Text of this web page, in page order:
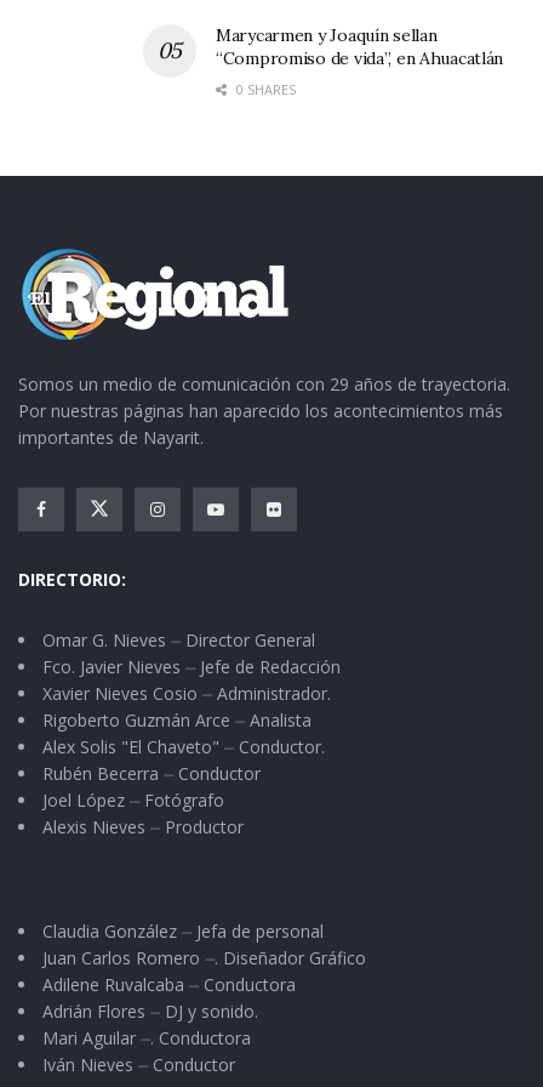
Montero, quienes viven por la calle Ismael
Zúñiga, justo a espaldas del templo de la
experimentado escultor y pintor de arte sacro.
Marycarmen y Joaquín sellan
“Compromiso de vida”, en Ahuacatlán
0 SHARES
Somos un medio de comunicación con 29 años de trayectoria.
Por nuestras páginas han aparecido los acontecimientos más
importantes de Nayarit.
DIRECTORIO:
Omar G. Nieves ⏤ Director General
Fco. Javier Nieves ⏤ Jefe de Redacción
Xavier Nieves Cosio ⏤ Administrador.
Rigoberto Guzmán Arce ⏤ Analista
Alex Solis "El Chaveto" ⏤ Conductor.
Rubén Becerra ⏤ Conductor
Joel López ⏤ Fotógrafo
Alexis Nieves ⏤ Productor
Claudia González ⏤ Jefa de personal
Juan Carlos Romero ⏤. Diseñador Gráfico
Adilene Ruvalcaba ⏤ Conductora
Adrián Flores ⏤ DJ y sonido.
Mari Aguilar ⏤. Conductora
Iván Nieves ⏤ Conductor